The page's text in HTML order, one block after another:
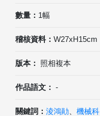
數量： 1幅
稽核資料： W27xH15cm
版本： 照相複本
作品語文： -
關鍵詞： 淩鴻勛 機械科